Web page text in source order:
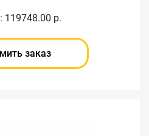
119748.00 р.
заказ